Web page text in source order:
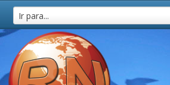
Ir para...